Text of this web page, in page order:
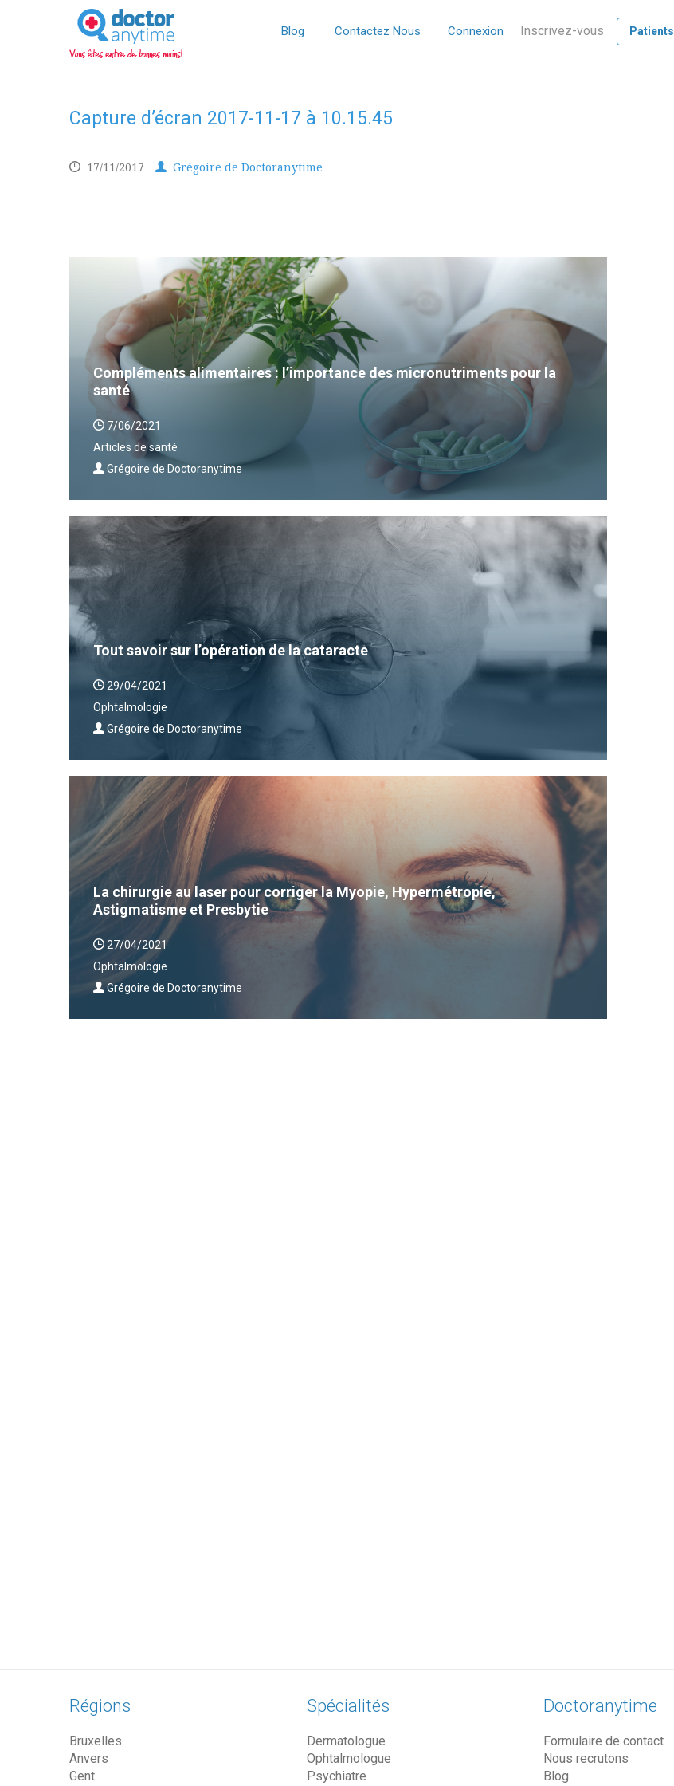
DoctorAnyTime
You
are
in
good
Blog Contactez Nous Connexion Inscrivez-vous Patients
Capture d’écran 2017-11-17 à 10.15.45
17/11/2017 Grégoire de Doctoranytime
Compléments alimentaires : l’importance des micronutriments pour la
santé
7/06/2021
Articles de santé
Grégoire de Doctoranytime
Tout savoir sur l’opération de la cataracte
29/04/2021
Ophtalmologie
Grégoire de Doctoranytime
La chirurgie au laser pour corriger la Myopie, Hypermétropie,
Astigmatisme et Presbytie
27/04/2021
Ophtalmologie
Grégoire de Doctoranytime
Régions
Bruxelles
Anvers
Gent
Spécialités
Dermatologue
Ophtalmologue
Psychiatre
Doctoranytime
Formulaire de contact
Nous recrutons
Blog